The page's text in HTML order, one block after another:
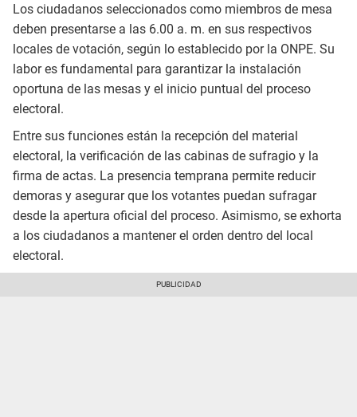
Los ciudadanos seleccionados como miembros de mesa
deben presentarse a las 6.00 a. m. en sus respectivos
locales de votación, según lo establecido por la ONPE. Su
labor es fundamental para garantizar la instalación
oportuna de las mesas y el inicio puntual del proceso
electoral.
Entre sus funciones están la recepción del material
electoral, la verificación de las cabinas de sufragio y la
firma de actas. La presencia temprana permite reducir
demoras y asegurar que los votantes puedan sufragar
desde la apertura oficial del proceso. Asimismo, se exhorta
a los ciudadanos a mantener el orden dentro del local
electoral.